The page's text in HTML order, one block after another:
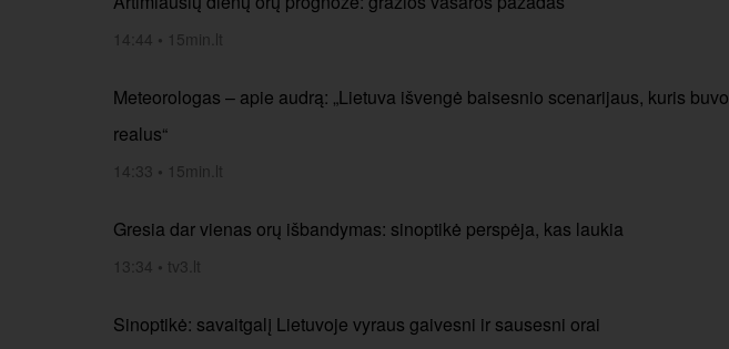
14:44 • 15min.lt
Meteorologas – apie audrą: „Lietuva išvengė baisesnio scenarijaus, kuris buvo
realus“
14:33 • 15min.lt
Gresia dar vienas orų išbandymas: sinoptikė perspėja, kas laukia
13:34 • tv3.lt
Sinoptikė: savaitgalį Lietuvoje vyraus gaivesni ir sausesni orai